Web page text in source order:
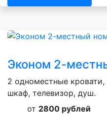
Эконом 2-
2 одноместные
шкаф, телевизор, душ.
от 2800 рублей